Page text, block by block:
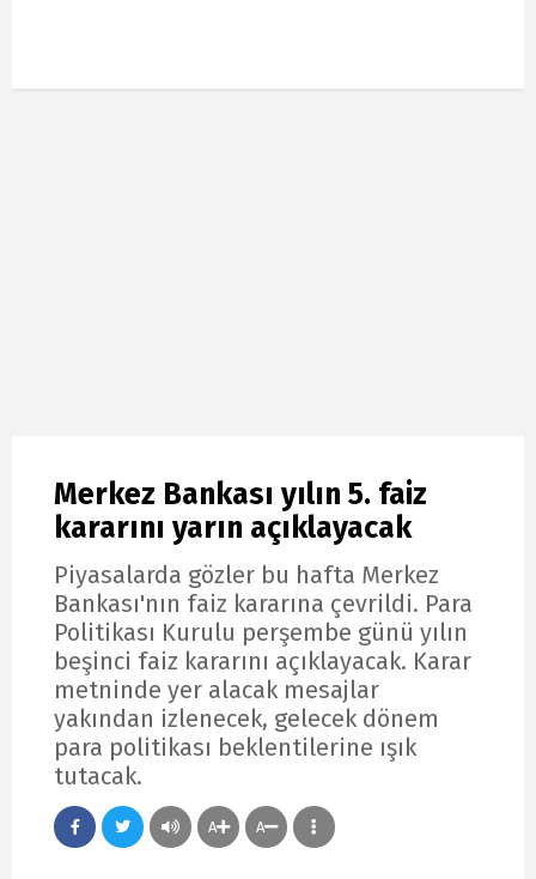
Merkez Bankası yılın 5. faiz
kararını yarın açıklayacak
Piyasalarda gözler bu hafta Merkez
Bankası'nın faiz kararına çevrildi. Para
Politikası Kurulu perşembe günü yılın
beşinci faiz kararını açıklayacak. Karar
metninde yer alacak mesajlar
yakından izlenecek, gelecek dönem
para politikası beklentilerine ışık
tutacak.
A A